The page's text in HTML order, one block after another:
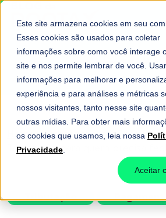
Este site armazena cookies em seu
Esses cookies são usados para coletar
informações sobre como você interage
site e nos permite lembrar de você.
informações para melhorar e
experiência e para análises e métricas
nossos visitantes, tanto nesse site
outras mídias. Para obter mais
os cookies que usamos, leia nossa
Privacidade
Aceitar
Fale conosco
Home-Tributação- O Split
Talvez não para quem precisa
Tributação